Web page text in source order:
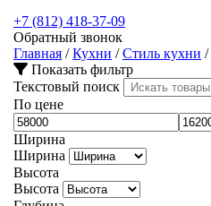
+7 (812) 418-37-09
Обратный звонок
Главная /Кухни /Стиль кухни /
Показать фильтр
Текстовый поиск
По цене
Ширина
Ширина
Высота
Высота